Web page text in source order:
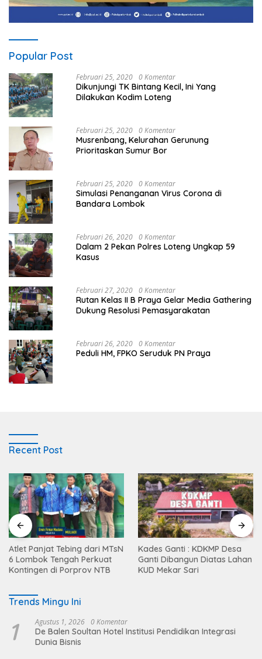
Popular Post
Februari 25, 2020 0 Komentar
Dikunjungi TK Bintang Kecil, Ini Yang
Dilakukan Kodim Loteng
Februari 25, 2020 0 Komentar
Musrenbang, Kelurahan Gerunung
Prioritaskan Sumur Bor
Februari 25, 2020 0 Komentar
Simulasi Penanganan Virus Corona di
Bandara Lombok
Februari 26, 2020 0 Komentar
Dalam 2 Pekan Polres Loteng Ungkap 59
Kasus
Februari 27, 2020 0 Komentar
Rutan Kelas II B Praya Gelar Media Gathering
Dukung Resolusi Pemasyarakatan
Februari 26, 2020 0 Komentar
Peduli HM, FPKO Seruduk PN Praya
Recent Post
Atlet Panjat Tebing dari MTsN
6 Lombok Tengah Perkuat
Kontingen di Porprov NTB
Kades Ganti : KDKMP Desa
Ganti Dibangun Diatas Lahan
KUD Mekar Sari
Trends Mingu Ini
1 Agustus 1, 2026 0 Komentar
De Balen Soultan Hotel Institusi Pendidikan Integrasi
Dunia Bisnis